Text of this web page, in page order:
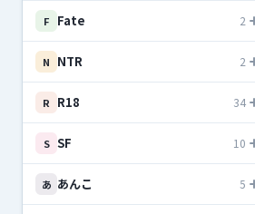
F Fate 2
N NTR 2
R R18 34
S SF 10
あ あんこ 5